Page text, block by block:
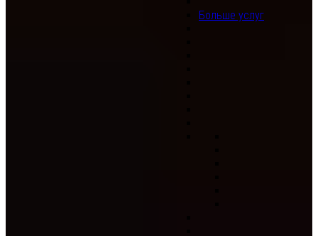
Больше услуг